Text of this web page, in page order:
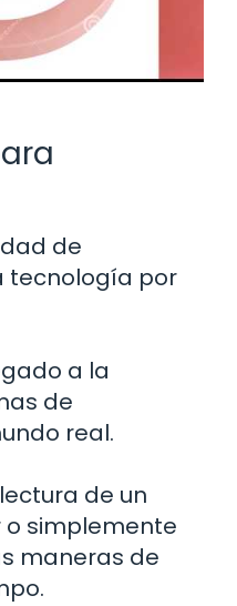
de
tecnología por
a la
de
real.
de un
o simplemente
maneras de